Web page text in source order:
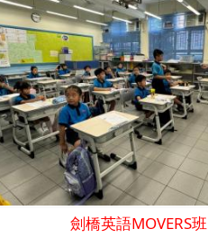
劍橋英語MOVERS班